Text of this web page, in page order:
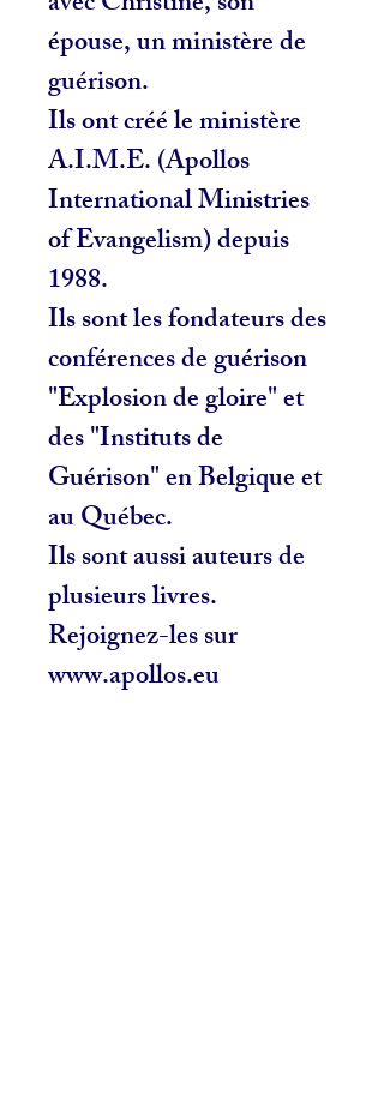
épouse, un ministère de
guérison.
Ils ont créé le ministère
A.I.M.E. (Apollos
International Ministries
of Evangelism) depuis
1988.
Ils sont les fondateurs des
conférences de guérison
"Explosion de gloire" et
des "Instituts de
Guérison" en Belgique et
au Québec.
Ils sont aussi auteurs de
plusieurs livres.
Rejoignez-les sur
www.apollos.eu